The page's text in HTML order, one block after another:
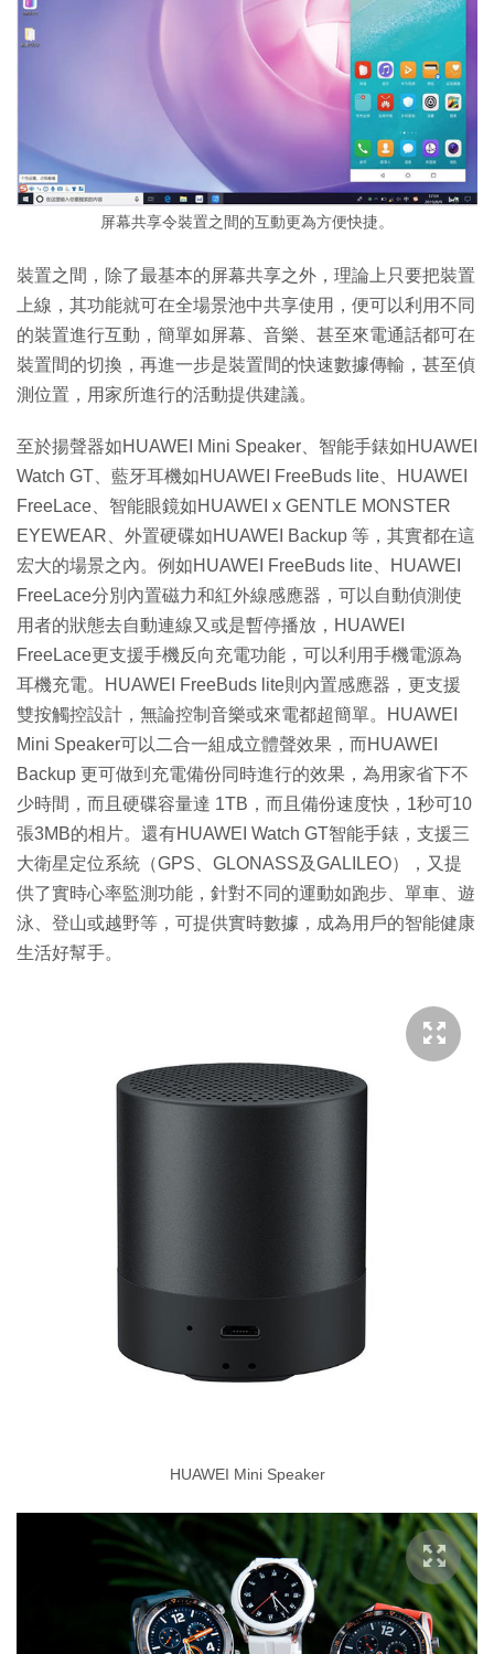
屏幕共享令裝置之間的互動更為方便快捷。
裝置之間，除了最基本的屏幕共享之外，理論上只要把裝置
上線，其功能就可在全場景池中共享使用，便可以利用不同
的裝置進行互動，簡單如屏幕、音樂、甚至來電通話都可在
裝置間的切換，再進一步是裝置間的快速數據傳輸，甚至偵
測位置，用家所進行的活動提供建議。
至於揚聲器如HUAWEI Mini Speaker、智能手錶如HUAWEI
Watch GT、藍牙耳機如HUAWEI FreeBuds lite、HUAWEI
FreeLace、智能眼鏡如HUAWEI x GENTLE MONSTER
EYEWEAR、外置硬碟如HUAWEI Backup 等，其實都在這
宏大的場景之內。例如HUAWEI FreeBuds lite、HUAWEI
FreeLace分別內置磁力和紅外線感應器，可以自動偵測使
用者的狀態去自動連線又或是暫停播放，HUAWEI
FreeLace更支援手機反向充電功能，可以利用手機電源為
耳機充電。HUAWEI FreeBuds lite則內置感應器，更支援
雙按觸控設計，無論控制音樂或來電都超簡單。HUAWEI
Mini Speaker可以二合一組成立體聲效果，而HUAWEI
Backup 更可做到充電備份同時進行的效果，為用家省下不
少時間，而且硬碟容量達 1TB，而且備份速度快，1秒可10
張3MB的相片。還有HUAWEI Watch GT智能手錶，支援三
大衛星定位系統（GPS、GLONASS及GALILEO），又提
供了實時心率監測功能，針對不同的運動如跑步、單車、遊
泳、登山或越野等，可提供實時數據，成為用戶的智能健康
生活好幫手。
HUAWEI Mini Speaker